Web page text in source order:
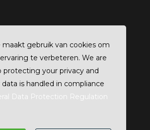
| ALLE RECHTEN VOORBEHOUDEN |
maakt gebruik van cookies om
te verbeteren. We are
your privacy and
is handled in compliance
Data Protection Regulation